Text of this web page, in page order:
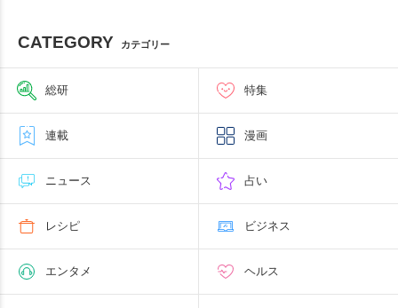
CATEGORY カテゴリー
総研 特集
連載 漫画
ニュース 占い
レシピ ビジネス
エンタメ ヘルス